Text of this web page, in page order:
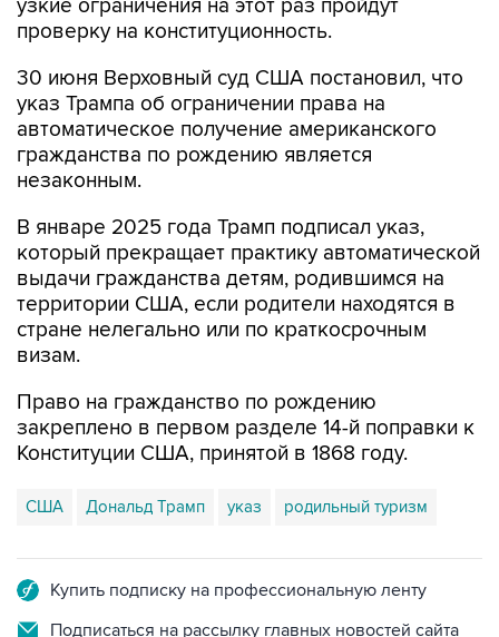
30 июня Верховный суд США постановил, что
автоматическое получение американского
гражданства по рождению является
незаконным.
В январе 2025 года Трамп подписал указ,
выдачи гражданства детям, родившимся на
территории США, если родители находятся в
стране нелегально или по краткосрочным
визам.
Право на гражданство по рождению
Конституции США, принятой в 1868 году.
США Дональд Трамп указ родильный туризм
Подписаться на рассылку главных новостей сайта
Получать оперативные новости в официальном